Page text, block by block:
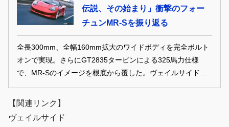
伝説、その始まり」衝撃のフォー
チュンMR-Sを振り返る
全長300mm、全幅160mm拡大のワイドボディを完全ボルト
オンで実現。さらにGT2835タービンによる325馬力仕様
で、MR-Sのイメージを根底から覆した。ヴェイルサイドが
放ったフォーチュン第一弾の実力を振り返る。
【関連リンク】
ヴェイルサイド